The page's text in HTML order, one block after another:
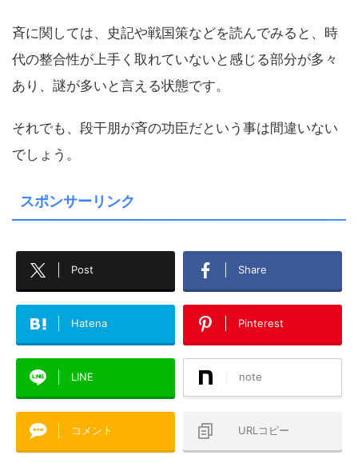
斉に関しては、史記や戦国策などを読んでみると、時
代の整合性が上手く取れていないと感じる部分が多々
あり、謎が多いと言える状態です。
それでも、段干朋が斉の功臣だという事は間違いない
でしょう。
スポンサーリンク
Post Share
Hatena Pinterest
LINE note
コメント URLコピー